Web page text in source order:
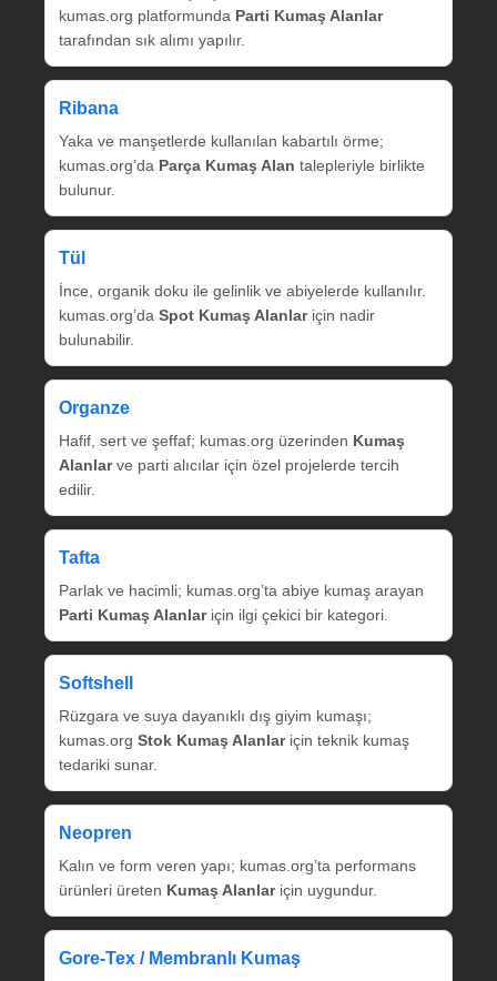
kumas.org platformunda Parti Kumaş Alanlar
tarafından sık alımı yapılır.
Ribana
Yaka ve manşetlerde kullanılan kabartılı örme;
kumas.org’da Parça Kumaş Alan talepleriyle birlikte
bulunur.
Tül
İnce, organik doku ile gelinlik ve abiyelerde kullanılır.
kumas.org’da Spot Kumaş Alanlariçin nadir
bulunabilir.
Organze
Hafif, sert ve şeffaf; kumas.org üzerinden Kumaş
Alanlarve parti alıcılar için özel projelerde tercih
edilir.
Tafta
Parlak ve hacimli; kumas.org’ta abiye kumaş arayan
Parti Kumaş Alanlariçin ilgi çekici bir kategori.
Softshell
Rüzgara ve suya dayanıklı dış giyim kumaşı;
kumas.org Stok Kumaş Alanlariçin teknik kumaş
tedariki sunar.
Neopren
Kalın ve form veren yapı; kumas.org’ta performans
ürünleri üreten Kumaş Alanlariçin uygundur.
Gore‑Tex / Membranlı Kumaş